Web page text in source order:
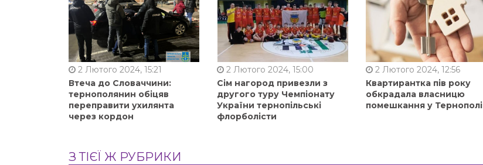
2 Лютого 2024, 15:21
Втеча до Словаччини:
тернополянин обіцяв
переправити ухилянта
через кордон
2 Лютого 2024, 15:00
Сім нагород привезли з
другого туру Чемпіонату
України тернопільські
флорболісти
2 Лютого 2024, 12:56
Квартирантка пів року
обкрадала власницю
помешкання у Тернополі
З ТІЄЇ Ж РУБРИКИ